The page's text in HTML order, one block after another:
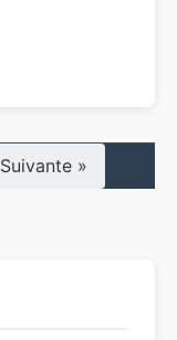
Suivante »